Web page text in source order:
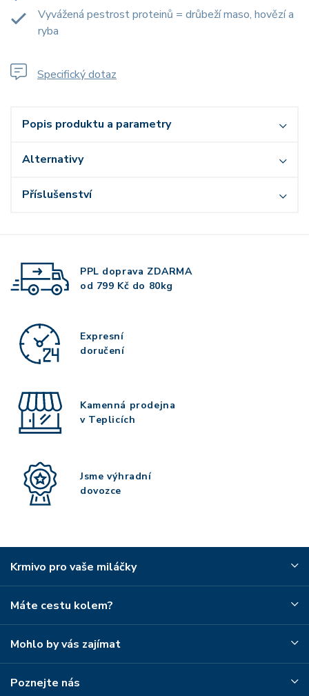
Vyvážená pestrost proteinů = drůbeží maso, hovězí a
ryba
Specifický dotaz
Popis produktu a parametry
Alternativy
Příslušenství
PPL doprava ZDARMA
od 799 Kč do 80kg
Expresní
doručení
Kamenná prodejna
v Teplicích
Jsme výhradní
dovozce
Krmivo pro vaše miláčky
Máte cestu kolem?
Mohlo by vás zajímat
Poznejte nás